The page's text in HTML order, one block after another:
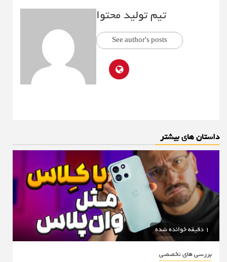
تیم تولید محتوا
See author's posts
داستان های بیشتر
1 دقیقه خوانده شده
بررسی های تخصصی